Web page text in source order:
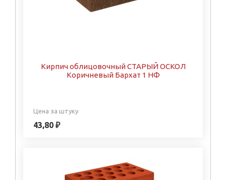
Кирпич облицовочный СТАРЫЙ ОСКОЛ
Коричневый Бархат 1 НФ
Цена за штуку
43,80 ₽